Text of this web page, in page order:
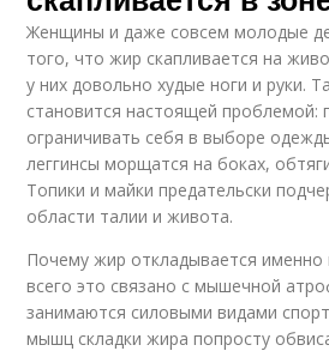
Женщины и даже совсем молодые
того, что жир скапливается на
у них довольно худые ноги и руки.
становится настоящей проблемой:
ограничивать себя в выборе
леггинсы морщатся на боках,
Топики и майки предательски
области талии и живота.
Почему жир откладывается
всего это связано с мышечной
занимаются силовыми видами
мышц складки жира попросту